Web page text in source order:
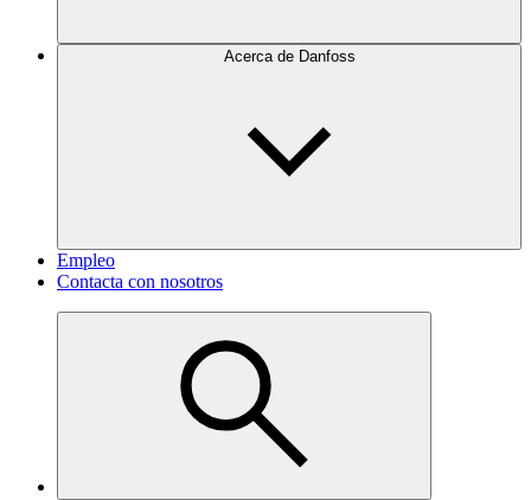
Acerca de Danfoss
Empleo
Contacta con nosotros